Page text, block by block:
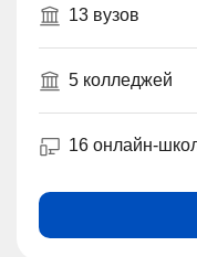
13 вузов
5 колледжей
16 онлайн-